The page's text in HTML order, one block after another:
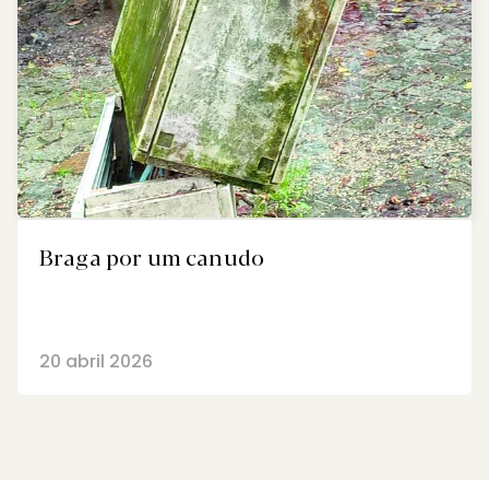
Braga por um canudo
20 abril 2026